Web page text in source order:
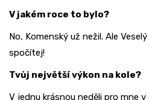
V jakém roce to bylo?
No, Komenský už nežil. Ale
spočítej!
Tvůj největší výkon na kole?
V jednu krásnou neděli pro mne